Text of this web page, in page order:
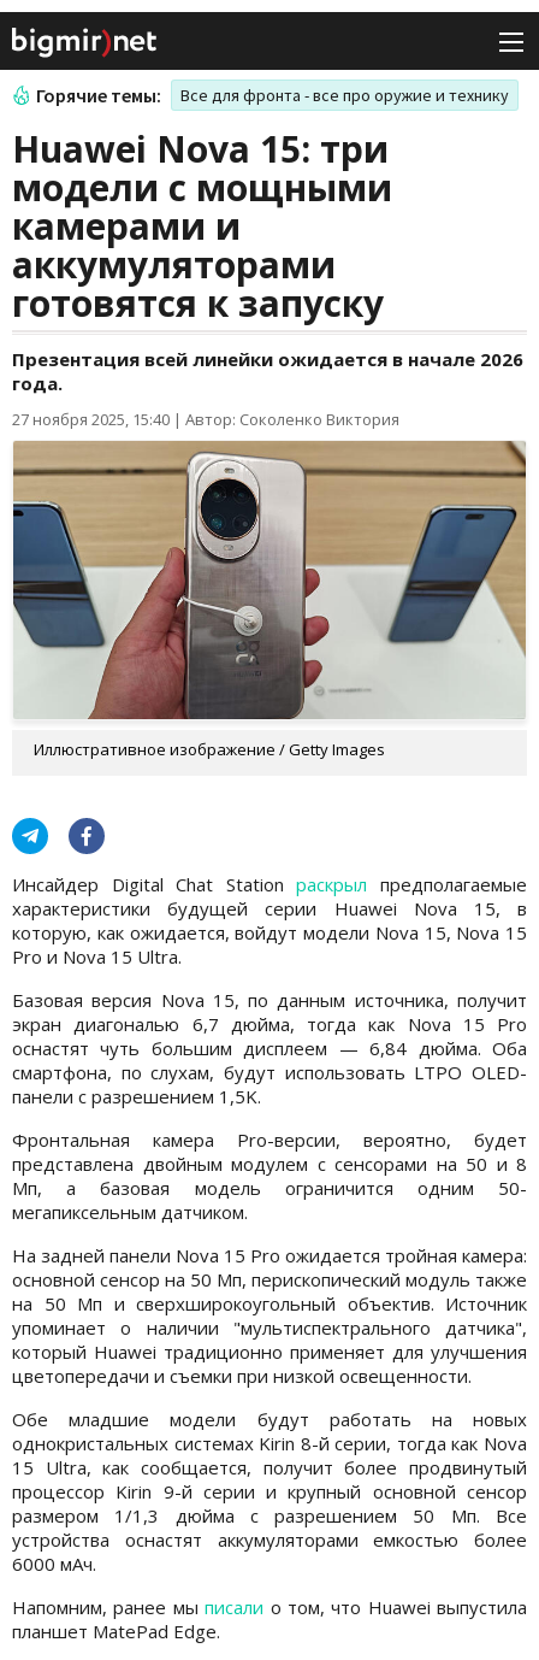
Горячие темы: Все для фронта - все про оружие и технику
Huawei Nova 15: три
модели с мощными
камерами и
аккумуляторами
готовятся к запуску
Презентация всей линейки ожидается в начале 2026
года.
27 ноября 2025, 15:40 | Автор: Соколенко Виктория
Иллюстративное изображение / Getty Images
Инсайдер Digital Chat Stationраскрыл предполагаемые
характеристики будущей серии Huawei Nova 15, в
которую, как ожидается, войдут модели Nova 15, Nova 15
Pro и Nova 15 Ultra.
Базовая версия Nova 15, по данным источника, получит
экран диагональю 6,7 дюйма, тогда как Nova 15 Pro
оснастят чуть большим дисплеем — 6,84 дюйма. Оба
смартфона, по слухам, будут использовать LTPO OLED-
панели с разрешением 1,5K.
Фронтальная камера Pro-версии, вероятно, будет
представлена двойным модулем с сенсорами на 50 и 8
Мп, а базовая модель ограничится одним 50-
мегапиксельным датчиком.
На задней панели Nova 15 Pro ожидается тройная камера:
основной сенсор на 50 Мп, перископический модуль также
на 50 Мп и сверхширокоугольный объектив. Источник
упоминает о наличии "мультиспектрального датчика",
который Huawei традиционно применяет для улучшения
цветопередачи и съемки при низкой освещенности.
Обе младшие модели будут работать на новых
однокристальных системах Kirin 8-й серии, тогда как Nova
15 Ultra, как сообщается, получит более продвинутый
процессор Kirin 9-й серии и крупный основной сенсор
размером 1/1,3 дюйма с разрешением 50 Мп. Все
устройства оснастят аккумуляторами емкостью более
6000 мАч.
Напомним, ранее мыписали о том, что Huawei выпустила
планшет MatePad Edge.